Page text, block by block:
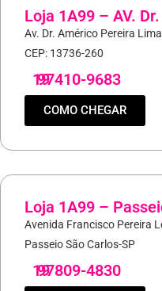
Loja 1A99 – AV.
Av. Dr. Américo Pereira
CEP: 13736-260
19
97410-9683
COMO CHEGAR
Loja 1A99 –
Avenida Francisco Pereira
Passeio São Carlos-SP
19
97809-4830